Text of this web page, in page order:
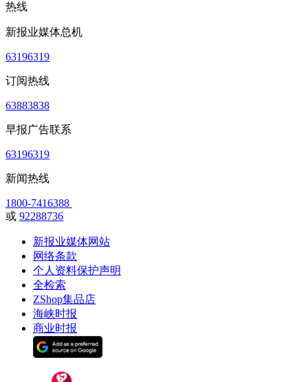
热线
新报业媒体总机
63196319
订阅热线
63883838
早报广告联系
63196319
新闻热线
1800-7416388
或 92288736
新报业媒体网站
网络条款
个人资料保护声明
全检索
ZShop集品店
海峡时报
商业时报